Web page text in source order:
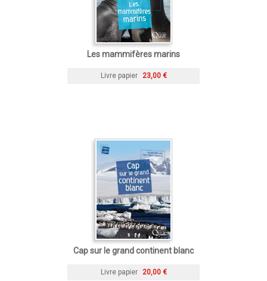
Les mammifères marins
Livre papier 23,00 €
Cap sur le grand continent blanc
Livre papier 20,00 €